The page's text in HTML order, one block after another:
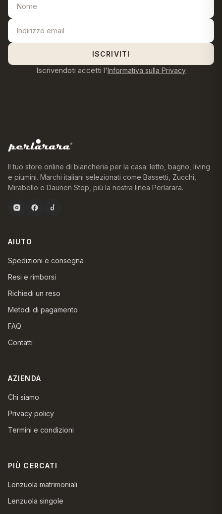
ISCRIVITI
Iscrivendoti accetti l'Informativa sulla Privacy
Il tuo store online di biancheria per la casa: letto, bagno, living
e piumini. Marchi italiani selezionati come Bassetti, Zucchi,
Mirabello e Daunen Step, più la nostra linea Perlarara.
AIUTO
Spedizioni e consegna
Resi e rimborsi
Richiedi un reso
Metodi di pagamento
FAQ
Contatti
AZIENDA
Chi siamo
Privacy policy
Termini e condizioni
PIÙ CERCATI
Lenzuola matrimoniali
Lenzuola singole